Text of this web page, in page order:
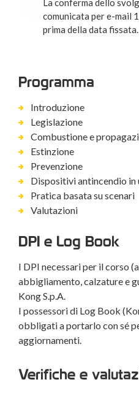
La conferma dello
comunicata per e-mail
prima della data fissata.
Programma
Introduzione
Legislazione
Combustione e
Estinzione
Prevenzione
Dispositivi antincendio in
Pratica basata su scenari
Valutazioni
DPI e Log Book
I DPI necessari per il corso
abbigliamento, calzature e
Kong S.p.A.
I possessori di Log Book
obbligati a portarlo con sé
aggiornamenti.
Verifiche e